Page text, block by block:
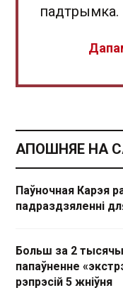
падтрымка.
АПОШНЯЕ НА
Паўночная Карэя
падраздзяленні
Больш за 2 тысячы
папаўненне
рэпрэсій 5 жніўня